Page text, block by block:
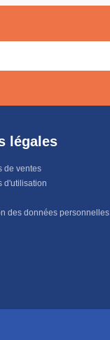
légales
de ventes
d'utilisation
des données personnelles